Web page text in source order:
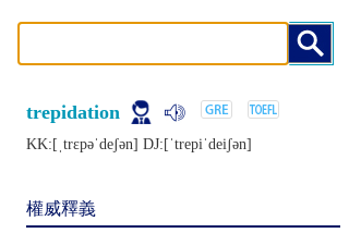
trepidation
KK:[ˌtrɛpǝˈdеʃǝn] DJ:[ˈtrеpiˈdеiʃǝn]
權威釋義